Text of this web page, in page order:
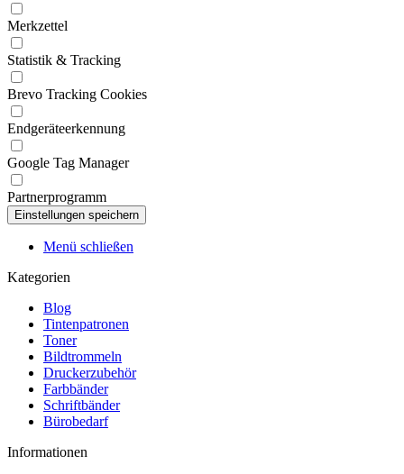
Merkzettel
Statistik & Tracking
Brevo Tracking Cookies
Endgeräteerkennung
Google Tag Manager
Partnerprogramm
Menü schließen
Kategorien
Blog
Tintenpatronen
Toner
Bildtrommeln
Druckerzubehör
Farbbänder
Schriftbänder
Bürobedarf
Informationen